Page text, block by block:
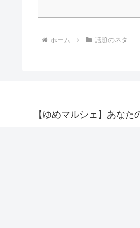
ホーム 話題のネタ
【ゆめマルシェ】あな